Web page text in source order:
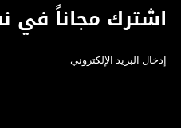
اشترك مجاناً في